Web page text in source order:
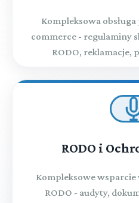
Kompleksowa
commerce - regulaminy
RODO, reklamacje,
RODO i
Kompleksowe wsparcie
RODO - audyty,